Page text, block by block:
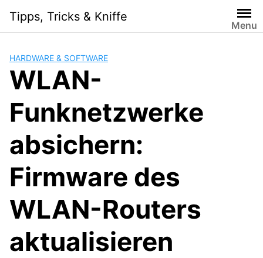
content
Tipps, Tricks & Kniffe
Menu
HARDWARE & SOFTWARE
WLAN-
Funknetzwerke
absichern:
Firmware des
WLAN-Routers
aktualisieren